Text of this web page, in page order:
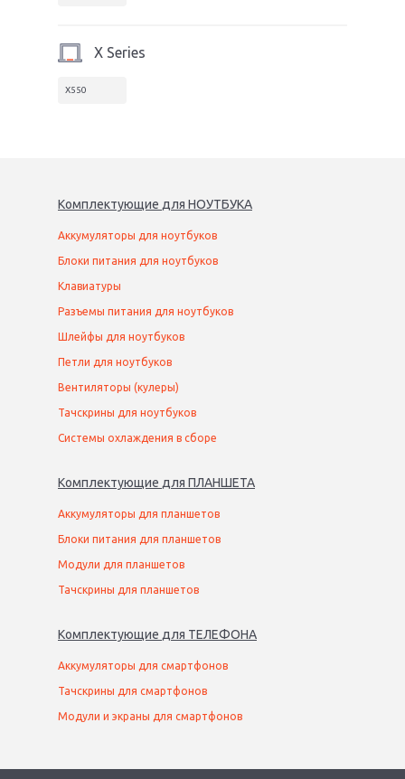
X Series
X550
Комплектующие для НОУТБУКА
Аккумуляторы для ноутбуков
Блоки питания для ноутбуков
Клавиатуры
Разъемы питания для ноутбуков
Шлейфы для ноутбуков
Петли для ноутбуков
Вентиляторы (кулеры)
Тачскрины для ноутбуков
Системы охлаждения в сборе
Комплектующие для ПЛАНШЕТА
Аккумуляторы для планшетов
Блоки питания для планшетов
Модули для планшетов
Тачскрины для планшетов
Комплектующие для ТЕЛЕФОНА
Аккумуляторы для смартфонов
Тачскрины для смартфонов
Модули и экраны для смартфонов